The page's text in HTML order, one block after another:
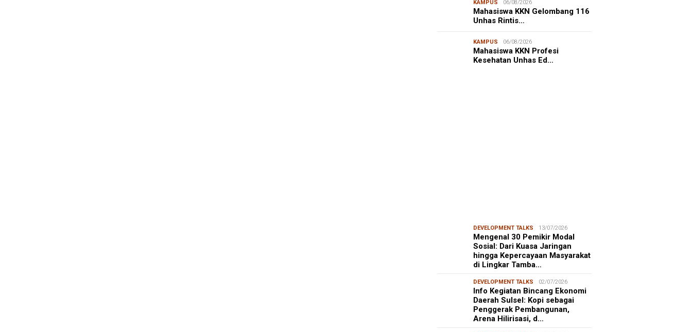
KAMPUS 06/08/2026
Mahasiswa KKN Gelombang 116
Unhas Rintis…
KAMPUS 06/08/2026
Mahasiswa KKN Profesi
Kesehatan Unhas Ed…
Mahasiswa KKN-T Unhas Edukasi
Warga Desa Buae Kenali
Mikroorganisme Baik dan Jahat
DEVELOPMENT TALKS 13/07/2026
Mengenal 30 Pemikir Modal
Sosial: Dari Kuasa Jaringan
hingga Kepercayaan Masyarakat
di Lingkar Tamba…
DEVELOPMENT TALKS 02/07/2026
Info Kegiatan Bincang Ekonomi
Daerah Sulsel: Kopi sebagai
Penggerak Pembangunan,
Arena Hilirisasi, d…